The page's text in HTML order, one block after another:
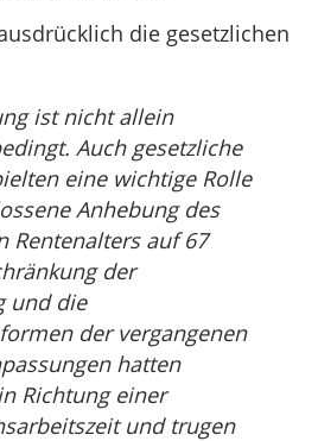
die gesetzlichen
ist nicht allein
Auch gesetzliche
eine wichtige Rolle
Anhebung des
Rentenalters auf 67
der
und die
der vergangenen
hatten
Richtung einer
und trugen